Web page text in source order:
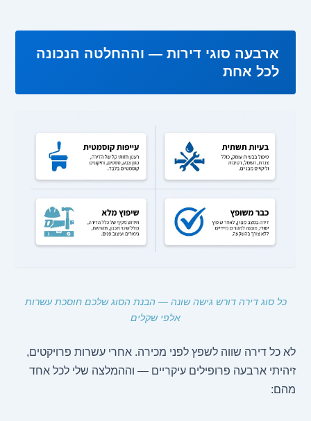
ארבעה סוגי דירות — וההחלטה הנכונה
לכל אחת
כל סוג דירה דורש גישה שונה — הבנת הסוג שלכם חוסכת עשרות
אלפי שקלים
לא כל דירה שווה לשפץ לפני מכירה. אחרי עשרות פרויקטים,
זיהיתי ארבעה פרופילים עיקריים — וההמלצה שלי לכל אחד
מהם: